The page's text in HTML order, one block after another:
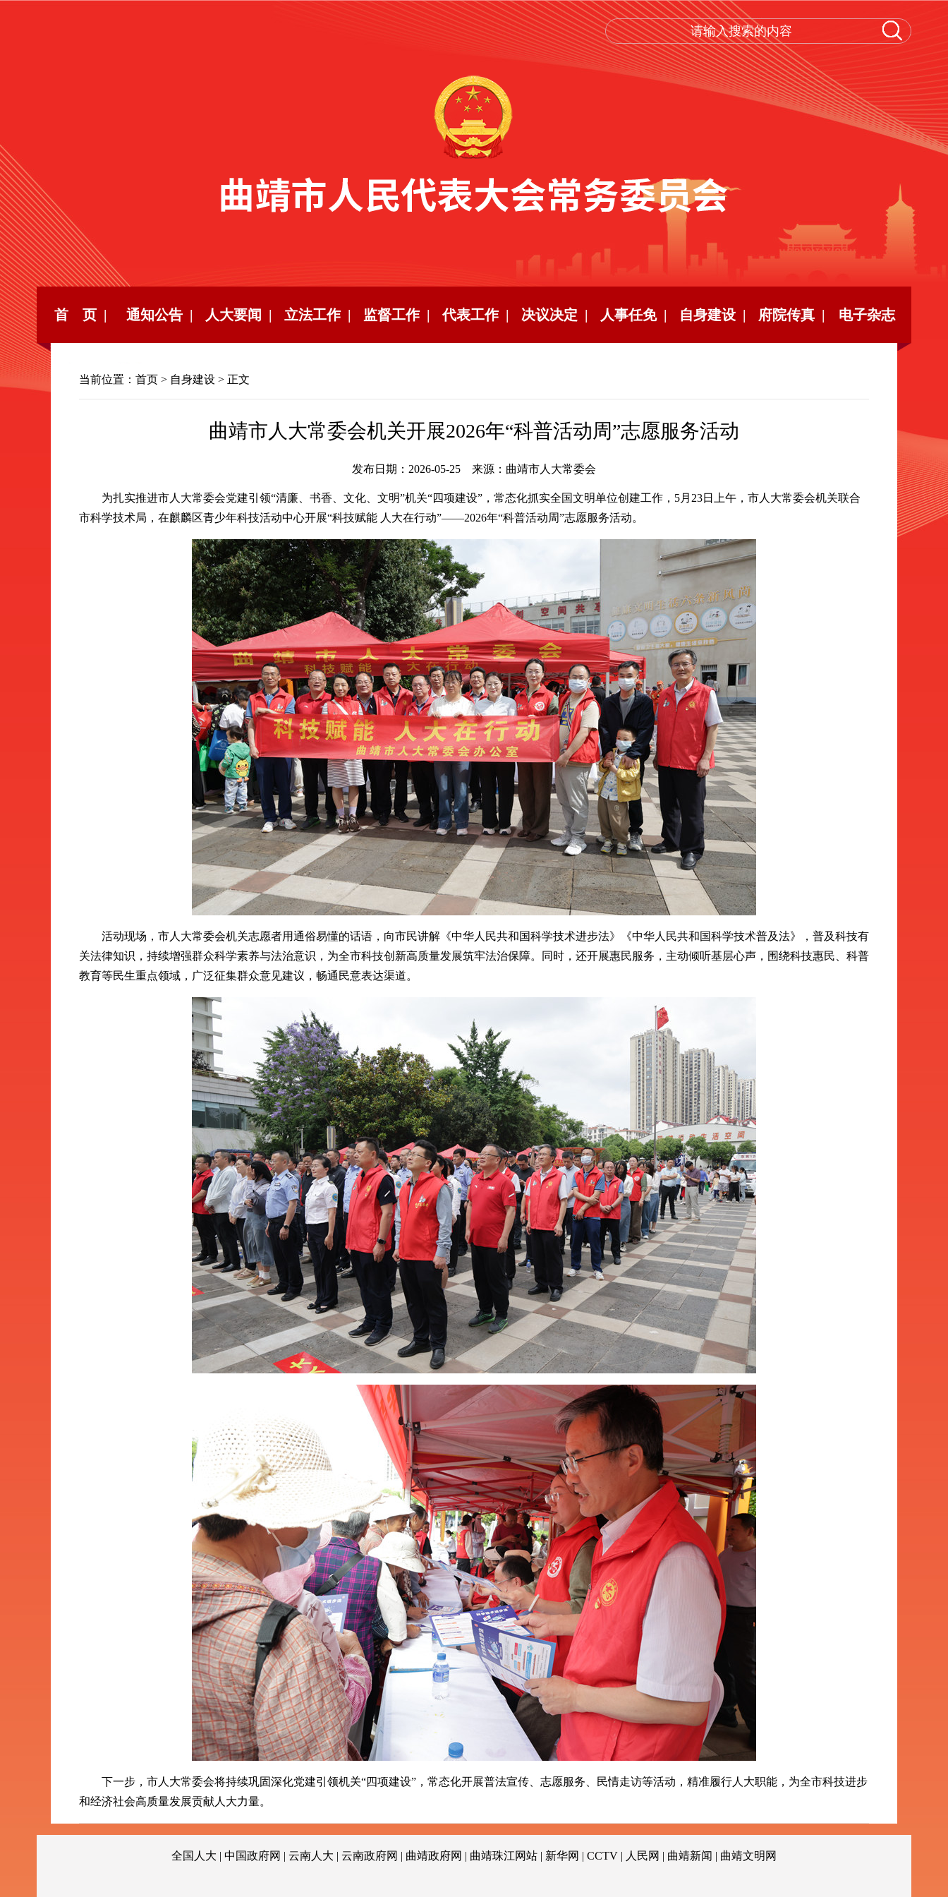
首 页 | 通知公告 | 人大要闻 | 立法工作 | 监督工作 | 代表工作 | 决议决定 | 人事任免 | 自身建设 | 府院传真 | 电子杂志
当前位置： 首页 > 自身建设 > 正文
曲靖市人大常委会机关开展2026年“科普活动周”志愿服务活动
发布日期：2026-05-25 来源：曲靖市人大常委会
为扎实推进市人大常委会党建引领“清廉、书香、文化、文明”机关“四项建设”，常态化抓实全国文明单位创建工作，5月23日上午，市人大常委会机关联合
市科学技术局，在麒麟区青少年科技活动中心开展“科技赋能 人大在行动”——2026年“科普活动周”志愿服务活动。
活动现场，市人大常委会机关志愿者用通俗易懂的话语，向市民讲解《中华人民共和国科学技术进步法》《中华人民共和国科学技术普及法》，普及科技有
关法律知识，持续增强群众科学素养与法治意识，为全市科技创新高质量发展筑牢法治保障。同时，还开展惠民服务，主动倾听基层心声，围绕科技惠民、科普
教育等民生重点领域，广泛征集群众意见建议，畅通民意表达渠道。
下一步，市人大常委会将持续巩固深化党建引领机关“四项建设”，常态化开展普法宣传、志愿服务、民情走访等活动，精准履行人大职能，为全市科技进步
和经济社会高质量发展贡献人大力量。
全国人大 | 中国政府网 | 云南人大 | 云南政府网 | 曲靖政府网 | 曲靖珠江网站 | 新华网 | CCTV | 人民网 | 曲靖新闻 | 曲靖文明网